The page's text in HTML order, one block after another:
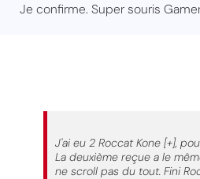
Je confirme. Super souris
J'ai eu 2 Roccat Kone [+],
La deuxième reçue a le
ne scroll pas du tout. Fini